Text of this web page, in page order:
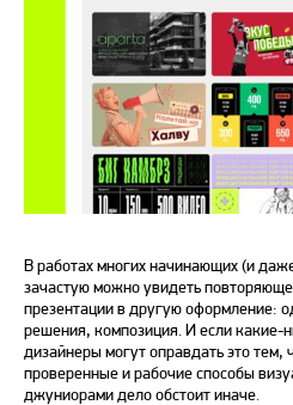
В работах многих начинающих (и
зачастую можно увидеть
презентации в другуюоформление:
решения, композиция. И если какие-
дизайнеры могут оправдать это
проверенные и рабочие способы
джуниорами дело обстоит иначе.